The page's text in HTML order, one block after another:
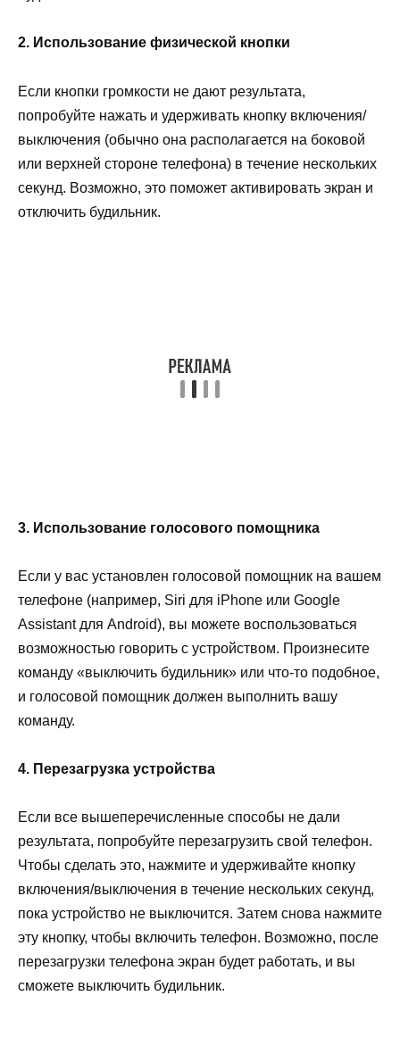
2. Использование физической кнопки
Если кнопки громкости не дают результата,
попробуйте нажать и удерживать кнопку включения/
выключения (обычно она располагается на боковой
или верхней стороне телефона) в течение нескольких
секунд. Возможно, это поможет активировать экран и
отключить будильник.
3. Использование голосового помощника
Если у вас установлен голосовой помощник на вашем
телефоне (например, Siri для iPhone или Google
Assistant для Android), вы можете воспользоваться
возможностью говорить с устройством. Произнесите
команду «выключить будильник» или что-то подобное,
и голосовой помощник должен выполнить вашу
команду.
4. Перезагрузка устройства
Если все вышеперечисленные способы не дали
результата, попробуйте перезагрузить свой телефон.
Чтобы сделать это, нажмите и удерживайте кнопку
включения/выключения в течение нескольких секунд,
пока устройство не выключится. Затем снова нажмите
эту кнопку, чтобы включить телефон. Возможно, после
перезагрузки телефона экран будет работать, и вы
сможете выключить будильник.